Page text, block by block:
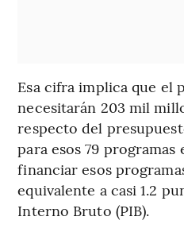
Esa cifra implica que el
necesitarán 203 mil
respecto del
para esos 79 programas
financiar esos
equivalente a casi 1.2
Interno Bruto (PIB).